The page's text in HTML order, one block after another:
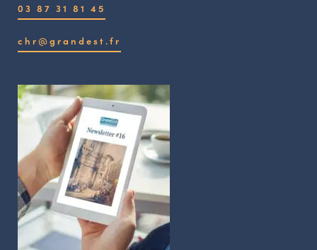
03 87 31 81 45
chr@grandest.fr